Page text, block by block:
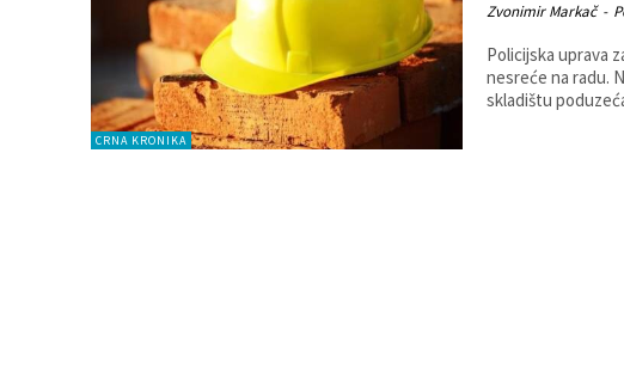
CRNA KRONIKA
Zvonimir Markač -
Policijska uprava
nesreće na radu. Naime, u četvrtak oko 14.30 sati na području Rakitja, u
skladištu